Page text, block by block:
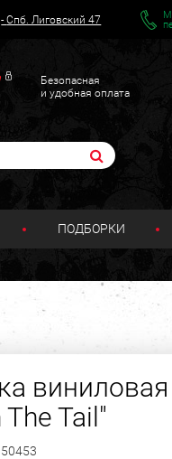
-Спб. Лиговский 47
Безопасная
и удобная оплата
ПОДБОРКИ
Tail"